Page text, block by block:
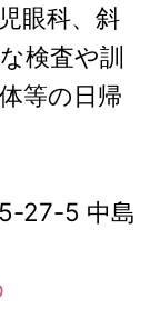
眼科、斜
検査や訓
等の日帰
27-5 中島